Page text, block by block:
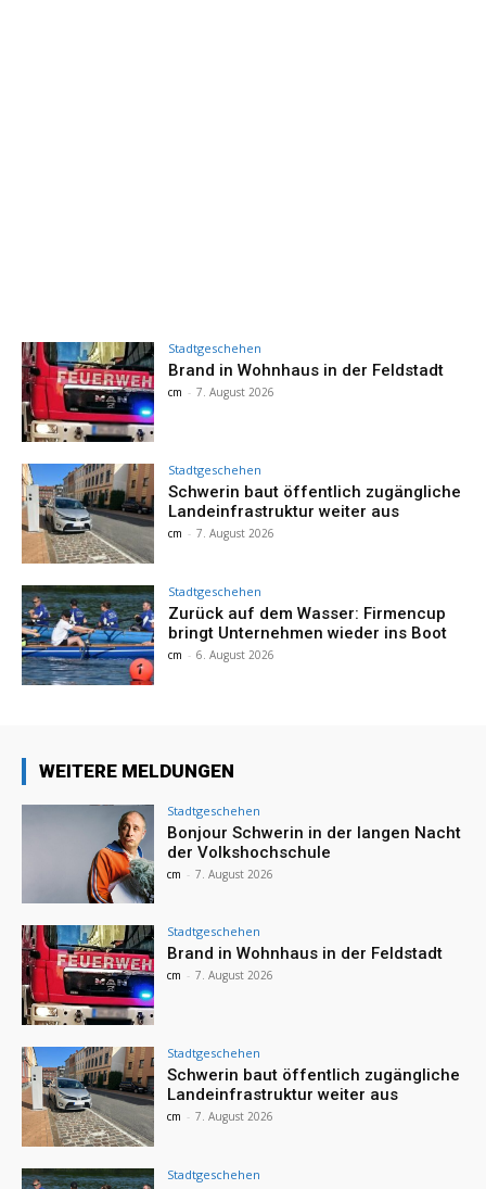
Stadtgeschehen
Brand in Wohnhaus in der Feldstadt
cm - 7. August 2026
Stadtgeschehen
Schwerin baut öffentlich zugängliche
Landeinfrastruktur weiter aus
cm - 7. August 2026
Stadtgeschehen
Zurück auf dem Wasser: Firmencup
bringt Unternehmen wieder ins Boot
cm - 6. August 2026
WEITERE MELDUNGEN
Stadtgeschehen
Bonjour Schwerin in der langen Nacht
der Volkshochschule
cm - 7. August 2026
Stadtgeschehen
Brand in Wohnhaus in der Feldstadt
cm - 7. August 2026
Stadtgeschehen
Schwerin baut öffentlich zugängliche
Landeinfrastruktur weiter aus
cm - 7. August 2026
Stadtgeschehen